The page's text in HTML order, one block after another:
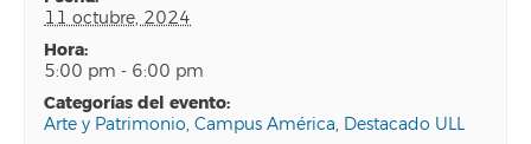
11 octubre, 2024
hora:
5:00 pm - 6:00 pm
categorías del evento:
Arte y Patrimonio,Campus América, Destacado ULL